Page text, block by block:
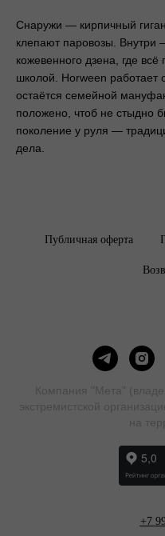
Снаружи — кирпичный
клепают паровозы. Внутри
кожевенного дзена, где
школой. Horween работает
остаётся семейной
положено, чтоб не стыдно
поколение у руля —
дела.
Публичная оферта
Компания "Мета"
экстремистской
на
+7